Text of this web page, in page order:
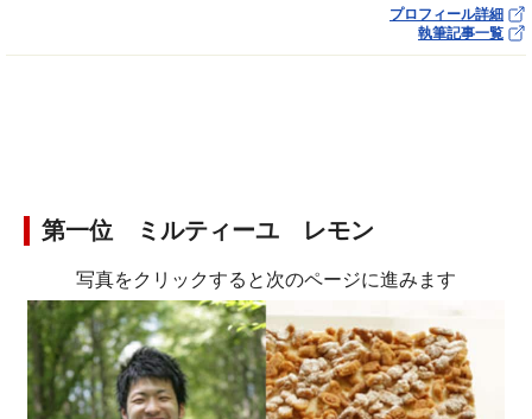
プロフィール詳細
執筆記事一覧
第一位 ミルティーユ レモン
写真をクリックすると次のページに進みます